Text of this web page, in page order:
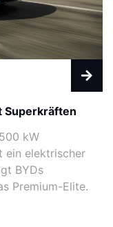
Superkräften
kW
ein elektrischer
BYDs
Premium-Elite.